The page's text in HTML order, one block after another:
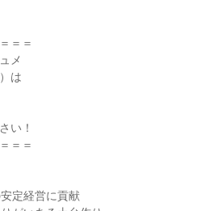
＝＝
メ
は
い！
＝＝
定経営に貢献